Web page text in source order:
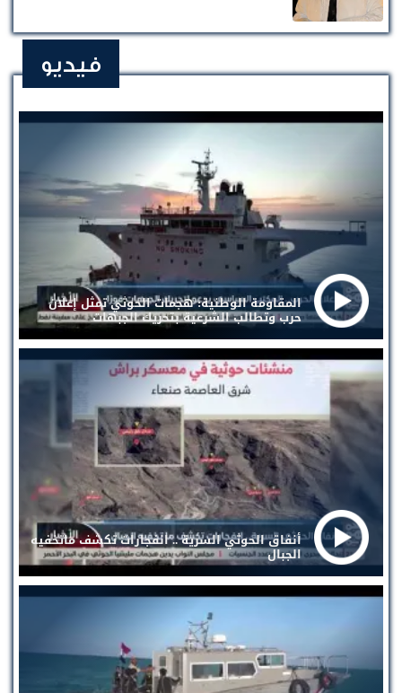
فيديو
المقاومة الوطنية: هجمات الحوثي تمثل إعلان
حرب وتطالب الشرعية بتحريك الجبهات
أنفاق الحوثي السرية .. انفجارات تكشف ماتخفيه
الجبال